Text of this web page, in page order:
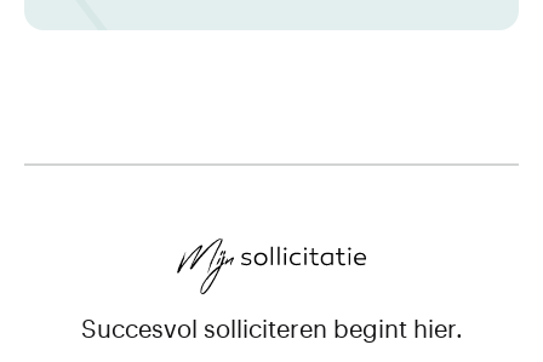
Succesvol solliciteren begint hier.